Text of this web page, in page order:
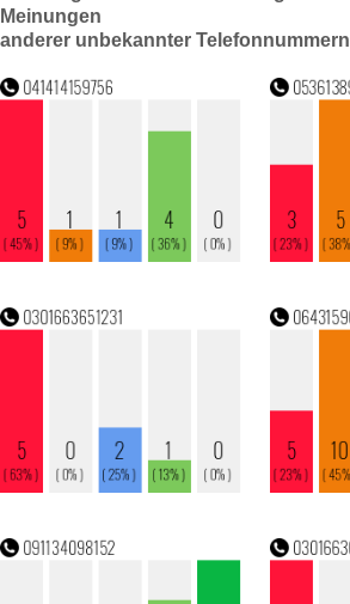
Meinungen
anderer unbekannter Telefonnummern